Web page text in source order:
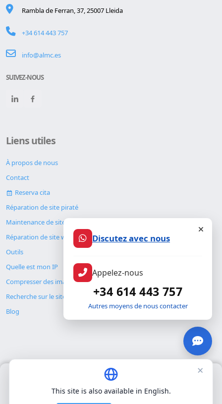
Rambla de Ferran, 37, 25007 Lleida
+34 614 443 757
info@almc.es
SUIVEZ-NOUS
Liens utiles
À propos de nous
Contact
Reserva cita
Réparation de site piraté
Maintenance de site web
Réparation de site web
Outils
Quelle est mon IP
Compresser des images
Recherche sur le site
Blog
© Copyright 2026. ALMC SECURITY S.L.U.
Nous utilisons uniquement nos propres cookies pour le
Politique de confidentialité.
Discutez avec nous
Appelez-nous
+34 614 443 757
Autres moyens de nous contacter
×
This site is also available in English.